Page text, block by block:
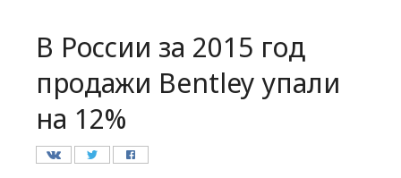
Авто
Происшествия
В России за 2015 год
продажи Bentley упали
на 12%